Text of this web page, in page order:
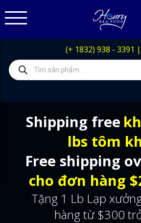
(+ 1832) 938 - 3391 |
Products
search
Shipping free
lbs tôm
Free shipping
cho đơn hàng
Tặng 1 Lb Lạp
hàng từ $300